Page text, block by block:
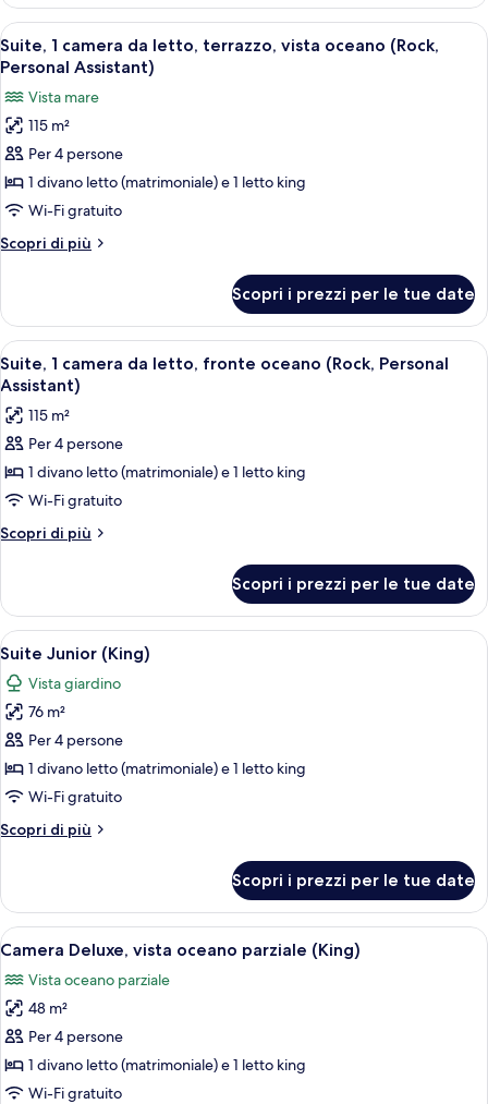
(Rock,
Swim-
up,
Personal
Assistant)
camera
da
letto,
oceano
(Rock,
Swim-
up,
Personal
Apri
tutte
foto
per
Suite,
1
camera
da
letto,
vista
oceano
(Rock,
Personal
Assistant)
Una terrazza sul tetto con lettini, un
12
Suite, 1 camera da letto, terrazzo, vista oceano (Rock,
Personal Assistant)
Vista mare
115 m²
Per 4 persone
1 divano letto (matrimoniale) e 1 letto king
Wi-Fi gratuito
Scopri di più
Altri
1
camera
da
letto,
vista
oceano
Personal
Assistant)
Scopri i prezzi per le tue date
Apri
tutte
le
foto
per
Suite,
1
camera
fronte
oceano
(Rock,
Personal
Assistant)
Un bagno moderno con una vasca
11
Suite, 1 camera da letto, fronte oceano (Rock, Personal
Assistant)
115 m²
Per 4 persone
1 divano letto (matrimoniale) e 1 letto king
Wi-Fi gratuito
Scopri di più
Altri
1
camera
da
fronte
oceano
Personal
Assistant)
Scopri i prezzi per le tue date
Apri
tutte
le
foto
per
Suite
Junior
Una moderna camera d'hotel con
11
Suite Junior (King)
Vista giardino
76 m²
Per 4 persone
1 divano letto (matrimoniale) e 1 letto king
Wi-Fi gratuito
Scopri di più
Altri
Junior
(King)
Scopri i prezzi per le tue date
Apri
tutte
le
foto
per
Camera
Deluxe,
Una moderna camera d'hotel con un
9
Camera Deluxe, vista oceano parziale (King)
Vista oceano parziale
48 m²
Per 4 persone
1 divano letto (matrimoniale) e 1 letto king
Wi-Fi gratuito